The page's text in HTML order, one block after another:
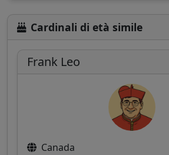
Cardinali di età simile
Frank Leo
Canada